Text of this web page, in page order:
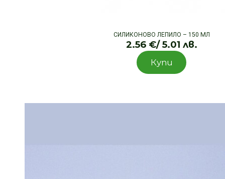
СИЛИКОНОВО ЛЕПИЛО – 150 МЛ
2.56 €/ 5.01 лв.
Купи